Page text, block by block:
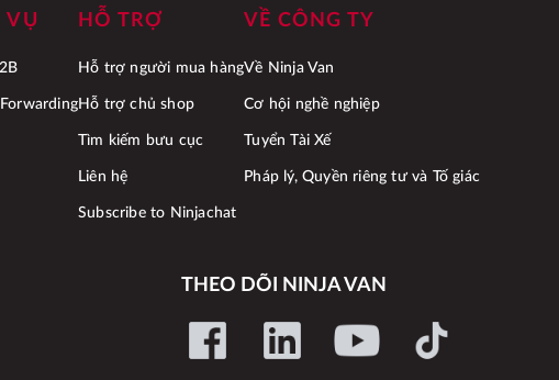
VỤ HỖ TRỢ
Hỗ trợ người mua hàng
Hỗ trợ chủ shop
Tìm kiếm bưu cục
Liên hệ
Subscribe to Ninjachat
VỀ CÔNG TY
Về Ninja Van
Cơ hội nghề nghiệp
Tuyển Tài Xế
Pháp lý, Quyền riêng tư và Tố giác
THEO DÕI NINJA VAN